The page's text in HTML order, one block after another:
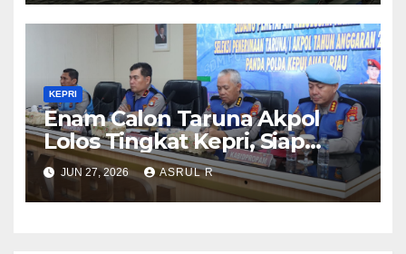
KEPRI
Enam Calon Taruna Akpol
Lolos Tingkat Kepri, Siap
Mengikuti Seleksi Akpol
Tingkat Pusat 2 Juli 2026
JUN 27, 2026 ASRUL R